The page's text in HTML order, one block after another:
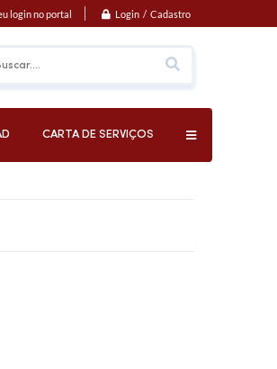
login no portal Login / Cadastro
CARTA DE SERVIÇOS